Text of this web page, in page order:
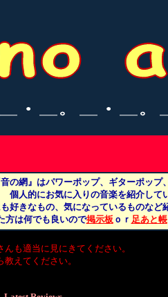
の網』はパワーポップ、ギターポップ
個人的にお気に入りの音楽を紹介して
好きなもの、気になっているものなど
方は何でも良いので掲示板ｏｒ 足あと帳
当に見にきてください。
てください。